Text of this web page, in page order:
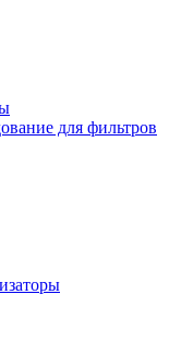
для фильтров